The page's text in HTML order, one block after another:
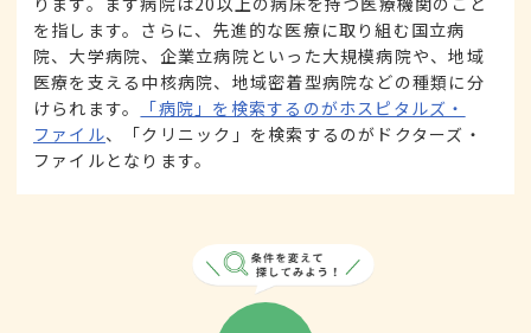
を指します。さらに、先進的な医療に取り組む国立病
院、大学病院、企業立病院といった大規模病院や、地域
医療を支える中核病院、地域密着型病院などの種類に分
けられます。
「病院」を検索するのがホスピタルズ・
ファイル、「クリニック」を検索するのがドクターズ・
ファイルとなります。